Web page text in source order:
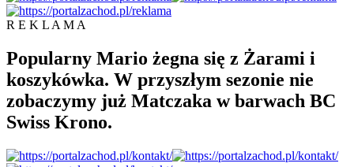
R E K L A M A
Popularny Mario żegna się z Żarami i
koszykówka. W przyszłym sezonie nie
zobaczymy już Matczaka w barwach BC
Swiss Krono.